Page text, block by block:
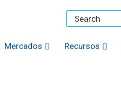
Mercados Recursos